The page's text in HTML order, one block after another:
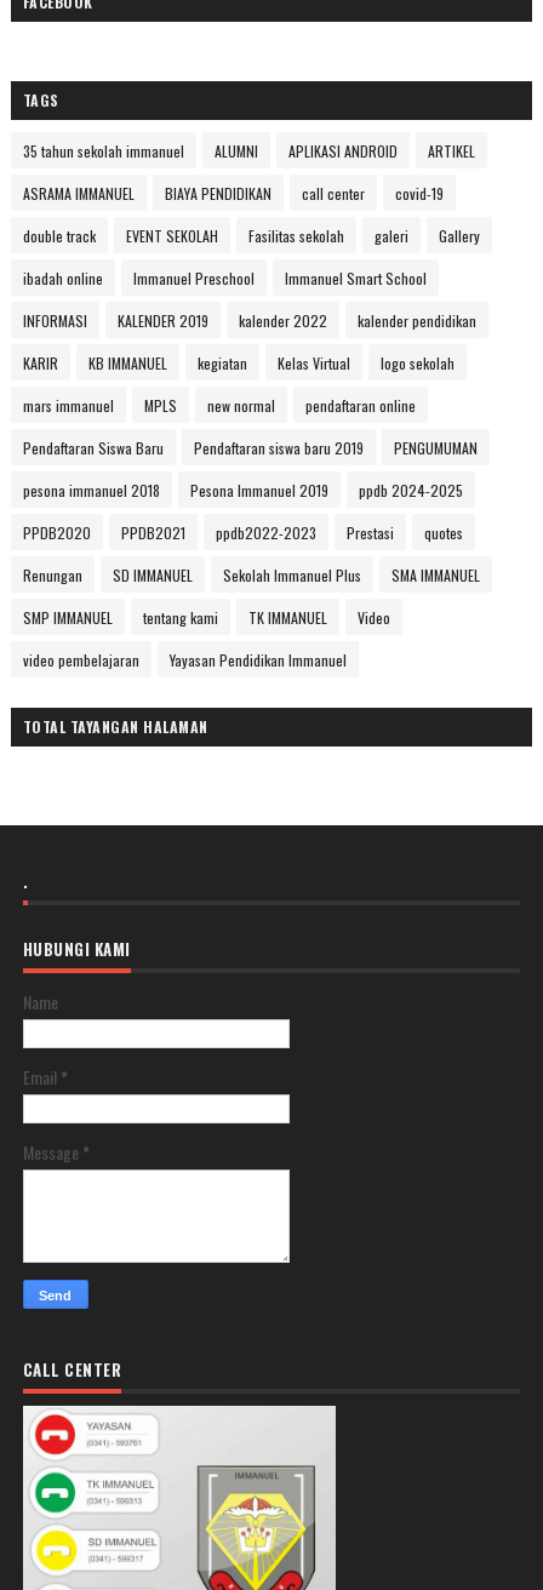
TAGS
35 tahun sekolah immanuel ALUMNI APLIKASI ANDROID ARTIKEL
ASRAMA IMMANUEL BIAYA PENDIDIKAN call center covid-19
double track EVENT SEKOLAH Fasilitas sekolah galeri Gallery
ibadah online Immanuel Preschool Immanuel Smart School
INFORMASI KALENDER 2019 kalender 2022 kalender pendidikan
KARIR KB IMMANUEL kegiatan Kelas Virtual logo sekolah
mars immanuel MPLS new normal pendaftaran online
Pendaftaran Siswa Baru Pendaftaran siswa baru 2019 PENGUMUMAN
pesona immanuel 2018 Pesona Immanuel 2019 ppdb 2024-2025
PPDB2020 PPDB2021 ppdb2022-2023 Prestasi quotes
Renungan SD IMMANUEL Sekolah Immanuel Plus SMA IMMANUEL
SMP IMMANUEL tentang kami TK IMMANUEL Video
video pembelajaran Yayasan Pendidikan Immanuel
TOTAL TAYANGAN HALAMAN
.
HUBUNGI KAMI
Name
Email *
Message *
CALL CENTER